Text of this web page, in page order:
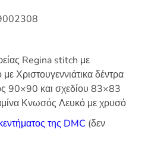
Regina stitch με
με Χριστουγεννιάτικα δέντρα
90×90 και σχεδίου 83×83
Κνωσός Λευκό με χρυσό
της DMC (δεν